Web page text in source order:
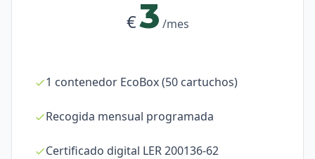
€3 /mes
1 contenedor EcoBox (50 cartuchos)
Recogida mensual programada
Certificado digital LER 200136-62